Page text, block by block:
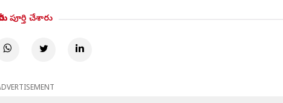
పూర్తి చేశారు